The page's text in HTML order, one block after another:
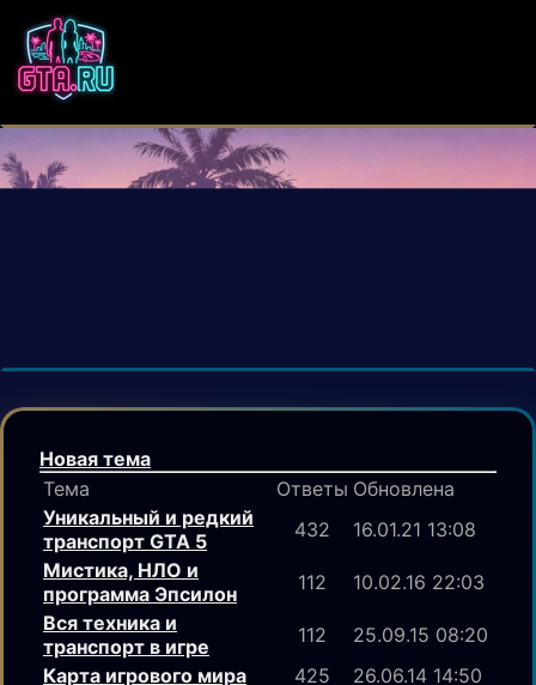
Новая тема
Тема
Ответы Обновлена
Уникальный и редкий
транспорт GTA 5
432
16.01.21 13:08
Мистика, НЛО и
программа Эпсилон
112
10.02.16 22:03
Вся техника и
транспорт в игре
112
25.09.15 08:20
Карта игрового мира
425
26.06.14 14:50